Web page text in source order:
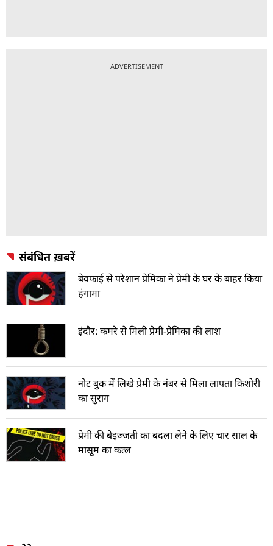
ADVERTISEMENT
संबंधित ख़बरें
बेवफाई से परेशान प्रेमिका ने प्रेमी के घर के बाहर किया
हंगामा
इंदौर: कमरे से मिली प्रेमी-प्रेमिका की लाश
नोट बुक में लिखे प्रेमी के नंबर से मिला लापता किशोरी
का सुराग
प्रेमी की बेइज्जती का बदला लेने के लिए चार साल के
मासूम का कत्ल